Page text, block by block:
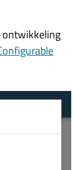
ontwikkeling